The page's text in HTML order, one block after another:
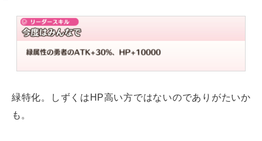
緑特化。しずくはHP高い方ではないのでありがたいか
も。